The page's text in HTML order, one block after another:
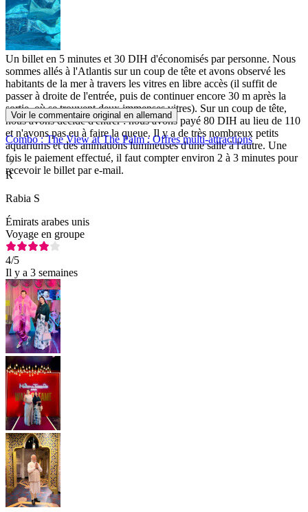
Un billet en 5 minutes et 30 DIH d'économisés par personne. Nous
sommes allés à l'Atlantis sur un coup de tête et avons observé les
habitants de la mer à travers les vitres en libre accès (il suffit de
passer à droite de l'entrée, puis de continuer encore 30 m après la
sortie, où se trouvent deux immenses vitres). Sur un coup de tête,
nous avons décidé d'entrer : nous avons payé 80 DIH au lieu de 110
et n'avons pas eu à faire la queue. Il y a de très nombreux petits
aquariums et des animations lumineuses d'une salle à l'autre. Une
fois le paiement effectué, il faut compter environ 2 à 3 minutes pour
recevoir le billet par e-mail.
Voir le commentaire original en allemand
Combo : The View at The Palm : Offres multi-attractions
R
Rabia S
Émirats arabes unis
Voyage en groupe
4/5
Il y a 3 semaines